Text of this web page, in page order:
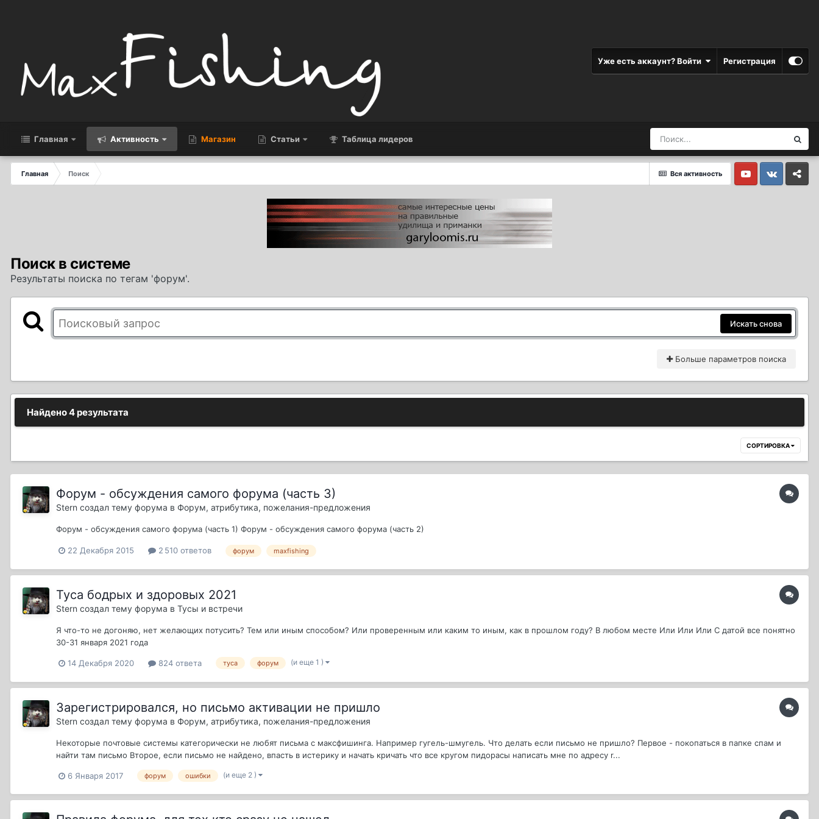
Уже есть аккаунт? Войти Регистрация
Главная Активность Магазин Статьи Таблица лидеров
Вся активность
Главная
Поиск
Youtube VkontakteYandex
Поиск в системе
Результаты поиска по тегам 'форум'.
Искать снова
Больше параметров поиска
Найдено 4 результата
СОРТИРОВКА
Форум - обсуждения самого форума (часть 3)
Stern создал тему форума в Форум, атрибутика, пожелания-предложения
Форум - обсуждения самого форума (часть 1) Форум - обсуждения самого форума (часть 2)
22 Декабря 2015 2 510 ответов форум maxfishing
Туса бодрых и здоровых 2021
Stern создал тему форума в Тусы и встречи
Я что-то не догоняю, нет желающих потусить? Тем или иным способом? Или проверенным или каким то иным, как в прошлом году? В любом месте Или Или Или С датой все понятно
30-31 января 2021 года
14 Декабря 2020 824 ответа туса форум (и еще 1 )
Зарегистрировался, но письмо активации не пришло
Stern создал тему форума в Форум, атрибутика, пожелания-предложения
Некоторые почтовые системы категорически не любят письма с максфишинга. Например гугель-шмугель. Что делать если письмо не пришло? Первое - покопаться в папке спам и
найти там письмо Второе, если письмо не найдено, впасть в истерику и начать кричать что все кругом пидорасы написать мне по адресу r...
6 Января 2017 форум ошибки (и еще 2 )